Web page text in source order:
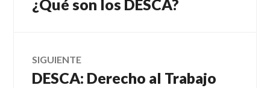
deanterior:
¿Qué son los DESCA?
SIGUIENTE
Entrada
DESCA: Derecho al Trabajo